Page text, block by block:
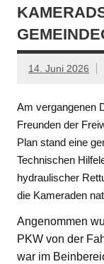
14. Juni 2026
Am vergangenen
Freunden der
Plan stand eine
Technischen
hydraulischer
die Kameraden
Angenommen
PKW von der
war im